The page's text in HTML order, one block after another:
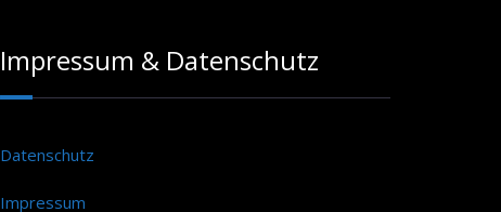
Impressum & Datenschutz
Datenschutz
Impressum